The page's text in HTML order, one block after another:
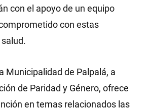
con el apoyo de un equipo
con estas
Municipalidad de Palpalá, a
de Paridad y Género, ofrece
en temas relacionados las